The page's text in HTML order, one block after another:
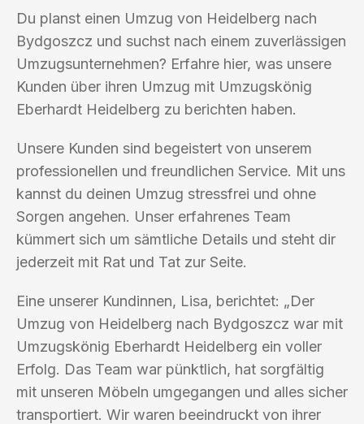
Du planst einen Umzug von Heidelberg nach
Bydgoszcz und suchst nach einem zuverlässigen
Umzugsunternehmen? Erfahre hier, was unsere
Kunden über ihren Umzug mit Umzugskönig
Eberhardt Heidelberg zu berichten haben.
Unsere Kunden sind begeistert von unserem
professionellen und freundlichen Service. Mit uns
kannst du deinen Umzug stressfrei und ohne
Sorgen angehen. Unser erfahrenes Team
kümmert sich um sämtliche Details und steht dir
jederzeit mit Rat und Tat zur Seite.
Eine unserer Kundinnen, Lisa, berichtet: „Der
Umzug von Heidelberg nach Bydgoszcz war mit
Umzugskönig Eberhardt Heidelberg ein voller
Erfolg. Das Team war pünktlich, hat sorgfältig
mit unseren Möbeln umgegangen und alles sicher
transportiert. Wir waren beeindruckt von ihrer